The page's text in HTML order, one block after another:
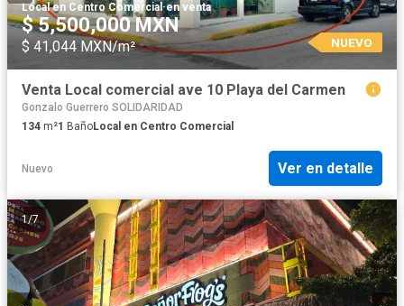
Local en Centro Comercial ·en venta
$ 5,500,000 MXN
$ 41,044 MXN/m² NUEVO
Venta Local comercial ave 10 Playa del Carmen
Gonzalo Guerrero SOLIDARIDAD
134 m²1 BañoLocal en Centro Comercial
Nuevo Ver en detalle
1/7